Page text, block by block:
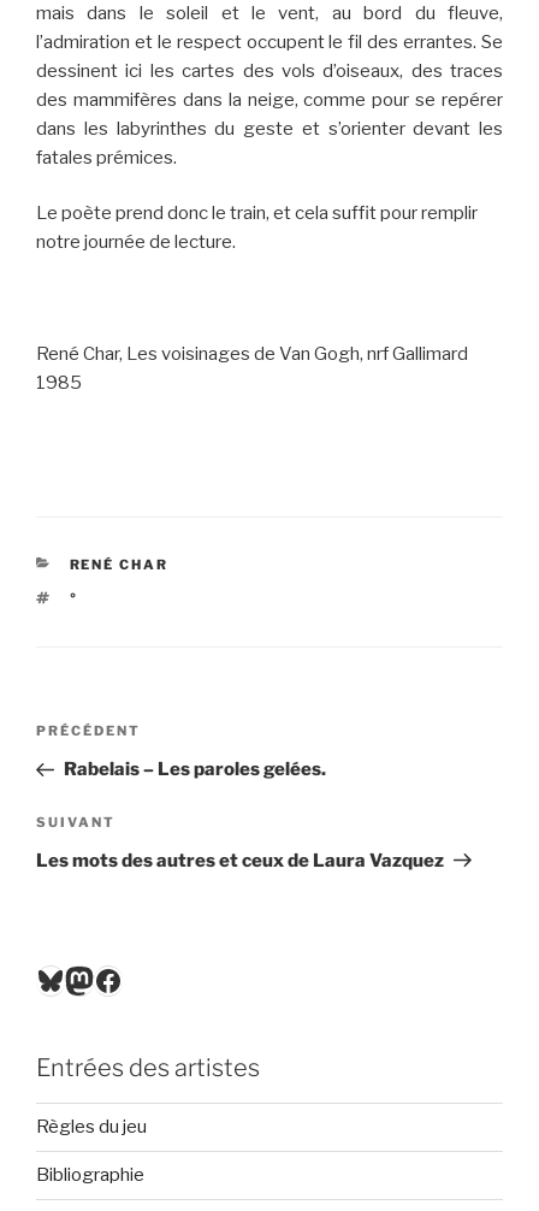
mais dans le soleil et le vent, au bord du fleuve,
l’admiration et le respect occupent le fil des errantes. Se
dessinent ici les cartes des vols d’oiseaux, des traces
des mammifères dans la neige, comme pour se repérer
dans les labyrinthes du geste et s’orienter devant les
fatales prémices.
Le poète prend donc le train, et cela suffit pour remplir
notre journée de lecture.
René Char, Les voisinages de Van Gogh, nrf Gallimard
1985
CATÉGORIES
RENÉ CHAR
ÉTIQUETTES
°
Navigation
l’article
Article
précédent
PRÉCÉDENT
Rabelais – Les paroles gelées.
Article
suivant
SUIVANT
Les mots des autres et ceux de Laura Vazquez
Bluesky
Mastodon
Facebook
Entrées des artistes
Règles du jeu
Bibliographie